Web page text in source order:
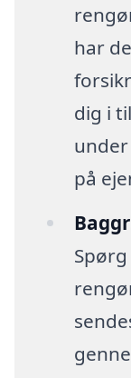
har
dig i
på